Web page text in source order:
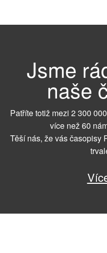
Jsme
naše
Patříte totiž mezi 2 300
více než 60
Těší nás, že vás časopisy